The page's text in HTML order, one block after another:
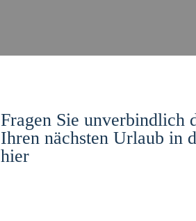
Fragen Sie unverbindlich
Ihren nächsten Urlaub in
hier